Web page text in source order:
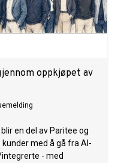
oppkjøpet av
en del av Paritee og
med å gå fra AI-
- med